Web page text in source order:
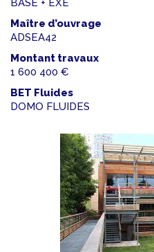
BASE + EXE
Maître d’ouvrage
ADSEA42
Montant travaux
1 600 400 €
BET Fluides
DOMO FLUIDES